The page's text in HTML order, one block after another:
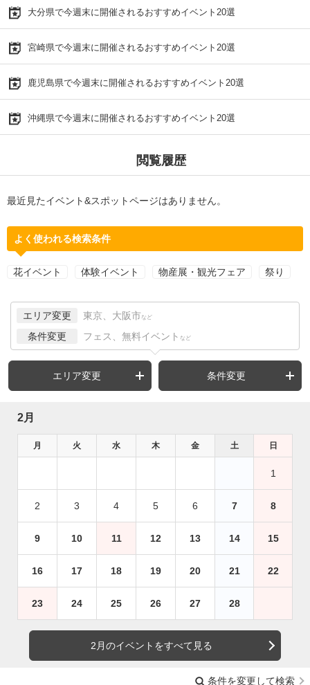
大分県で今週末に開催されるおすすめイベント20選
宮崎県で今週末に開催されるおすすめイベント20選
鹿児島県で今週末に開催されるおすすめイベント20選
沖縄県で今週末に開催されるおすすめイベント20選
閲覧履歴
最近見たイベント&スポットページはありません。
よく使われる検索条件
花イベント 体験イベント 物産展・観光フェア 祭り
エリア変更 東京、大阪市 など
条件変更 フェス、無料イベント など
エリア変更 条件変更
2月
月 火 水 木 金 土 日
1
2 3 4 5 6 7 8
9 10 11 12 13 14 15
16 17 18 19 20 21 22
23 24 25 26 27 28
2月のイベントをすべて見る
条件を変更して検索